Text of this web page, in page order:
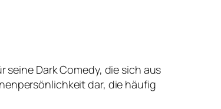
Dark Comedy, die sich aus
dar, die häufig